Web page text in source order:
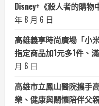
Disney+《殺人者的購物
年 8 月 6 日
高雄義享時尚廣場「小
指定商品加1元多1件、
月 6 日
高雄市立鳳山醫院攜手
樂、健康與關懷陪伴父